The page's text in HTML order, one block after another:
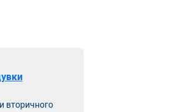
вторичного